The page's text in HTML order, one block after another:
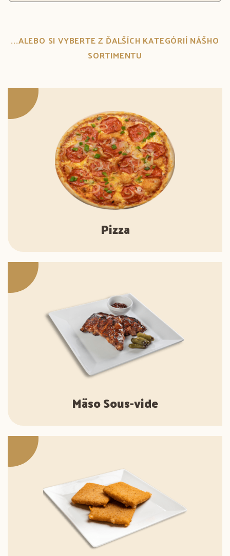
...ALEBO SI VYBERTE Z ĎALŠÍCH KATEGÓRIÍ NÁŠHO
SORTIMENTU
Pizza
Mäso Sous-vide